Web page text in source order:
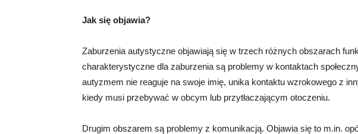
Jak się objawia?
Zaburzenia autystyczne objawiają się w trzech różnych obszarach
charakterystyczne dla zaburzenia są problemy w kontaktach
autyzmem nie reaguje na swoje imię, unika kontaktu wzrokowego z
kiedy musi przebywać w obcym lub przytłaczającym otoczeniu.
Drugim obszarem są problemy z komunikacją. Objawia się to m.in.